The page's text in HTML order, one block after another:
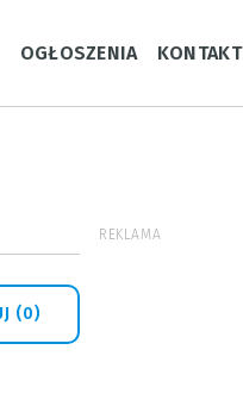
OGŁOSZENIA KONTAKT
(0)
REKLAMA